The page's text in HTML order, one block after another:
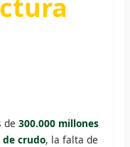
de 300.000 millones
crudo, la falta de